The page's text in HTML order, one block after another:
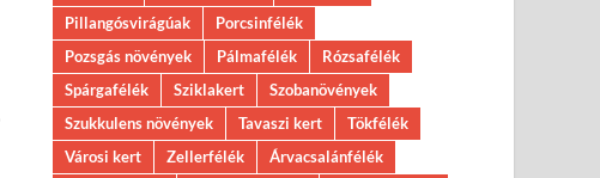
Pillangósvirágúak
Porcsinfélék
Pozsgás növények
Pálmafélék
Rózsafélék
Spárgafélék
Sziklakert
Szobanövények
Szukkulens növények
Tavaszi kert
Tökfélék
Városi kert
Zellerfélék
Árvacsalánfélék